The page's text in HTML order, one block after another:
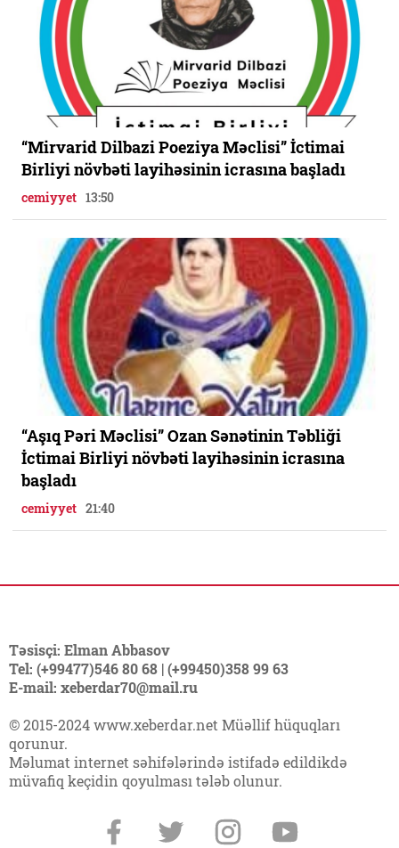
“Mirvarid Dilbazi Poeziya Məclisi” İctimai
Birliyi növbəti layihəsinin icrasına başladı
cemiyyet 13:50
“Aşıq Pəri Məclisi” Ozan Sənətinin Təbliği
İctimai Birliyi növbəti layihəsinin icrasına
başladı
cemiyyet 21:40
Təsisçi: Elman Abbasov
Tel: (+99477)546 80 68 | (+99450)358 99 63
E-mail: xeberdar70@mail.ru
© 2015-2024 www.xeberdar.net Müəllif hüquqları
qorunur.
Məlumat internet səhifələrində istifadə edildikdə
müvafiq keçidin qoyulması tələb olunur.